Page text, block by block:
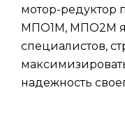
мотор-редуктор
МПО1М, МПО2М
специалистов,
надежность